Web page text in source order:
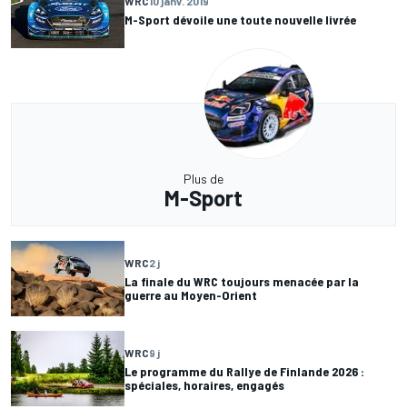
M-Sport dévoile une toute nouvelle livrée
Plus de
M-Sport
WRC2 j
La finale du WRC toujours menacée par la
guerre au Moyen-Orient
WRC9 j
Le programme du Rallye de Finlande 2026 :
spéciales, horaires, engagés